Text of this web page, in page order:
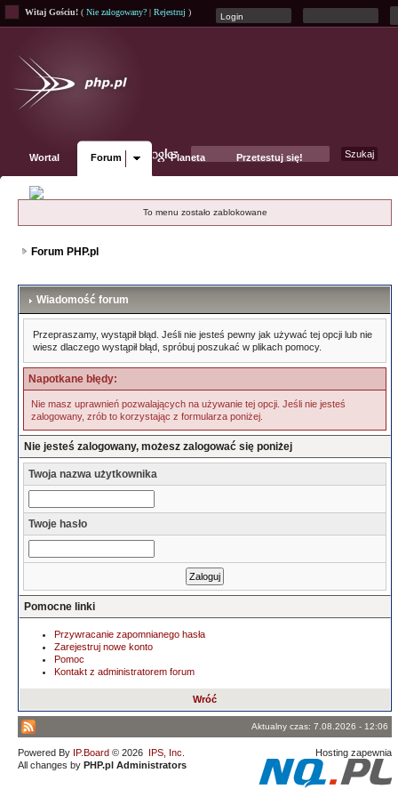
Witaj Gościu! ( Nie zalogowany? | Rejestruj )
Wortal Forum Planeta Przetestuj się!
To menu zostało zablokowane
Forum PHP.pl
Wiadomość forum
Przepraszamy, wystąpił błąd. Jeśli nie jesteś pewny jak używać tej opcji lub nie
wiesz dlaczego wystąpił błąd, spróbuj poszukać w plikach pomocy.
Napotkane błędy:
Nie masz uprawnień pozwalających na używanie tej opcji. Jeśli nie jesteś
zalogowany, zrób to korzystając z formularza poniżej.
Nie jesteś zalogowany, możesz zalogować się poniżej
Twoja nazwa użytkownika
Twoje hasło
Pomocne linki
Przywracanie zapomnianego hasła
Zarejestruj nowe konto
Pomoc
Kontakt z administratorem forum
Wróć
Aktualny czas: 7.08.2026 - 12:06
Powered By IP.Board © 2026 IPS, Inc
All changes by PHP.pl Administrators
Hosting zapewnia